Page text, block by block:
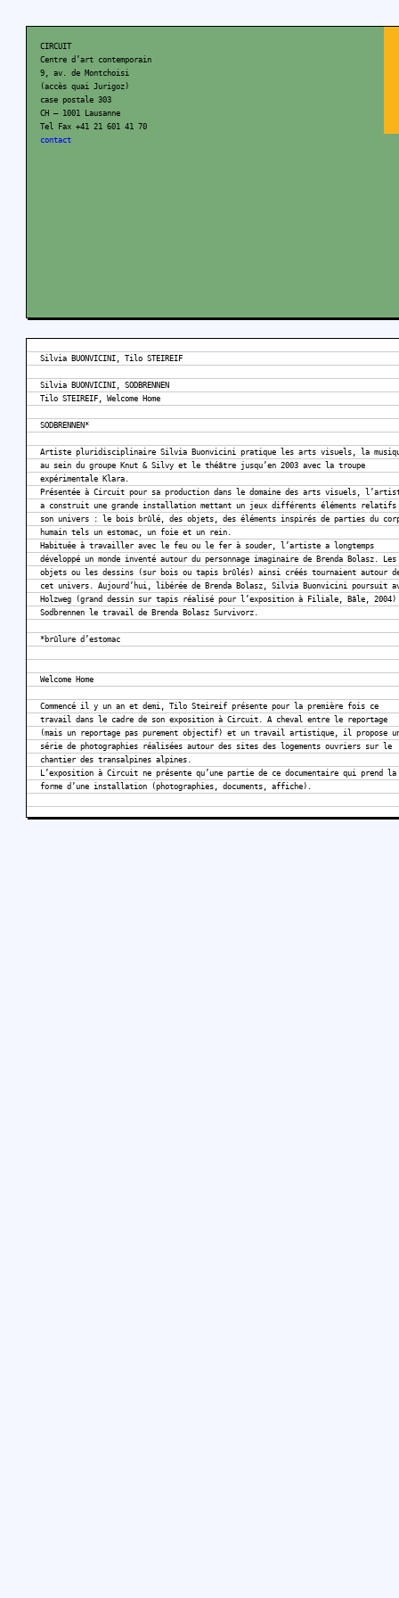
CIRCUIT
Centre d’art contemporain
9, av. de Montchoisi
(accès quai Jurigoz)
case postale 303
CH – 1001 Lausanne
Tel Fax +41 21 601 41 70
contact
Silvia BUONVICINI, Tilo STEIREIF
Silvia BUONVICINI, SODBRENNEN
Tilo STEIREIF, Welcome Home
SODBRENNEN*
Artiste pluridisciplinaire Silvia Buonvicini pratique les arts visuels, la
au sein du groupe Knut & Silvy et le théâtre jusqu’en 2003 avec la troupe
expérimentale Klara.
Présentée à Circuit pour sa production dans le domaine des arts visuels,
a construit une grande installation mettant un jeux différents éléments relatifs
son univers : le bois brûlé, des objets, des éléments inspirés de parties du
humain tels un estomac, un foie et un rein.
Habituée à travailler avec le feu ou le fer à souder, l’artiste a longtemps
développé un monde inventé autour du personnage imaginaire de Brenda Bolasz. Les
objets ou les dessins (sur bois ou tapis brûlés) ainsi créés tournaient autour
cet univers. Aujourd’hui, libérée de Brenda Bolasz, Silvia Buonvicini poursuit
Holzweg (grand dessin sur tapis réalisé pour l’exposition à Filiale, Bâle,
Sodbrennen le travail de Brenda Bolasz Survivorz.
*brûlure d’estomac
Welcome Home
Commencé il y un an et demi, Tilo Steireif présente pour la première fois ce
travail dans le cadre de son exposition à Circuit. A cheval entre le reportage
(mais un reportage pas purement objectif) et un travail artistique, il propose
série de photographies réalisées autour des sites des logements ouvriers sur le
chantier des transalpines alpines.
L’exposition à Circuit ne présente qu’une partie de ce documentaire qui prend la
forme d’une installation (photographies, documents, affiche).